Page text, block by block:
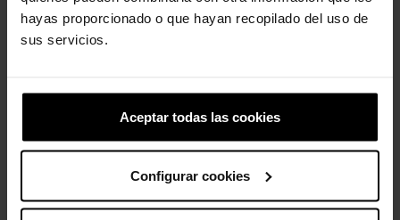
hayas proporcionado o que hayan recopilado del uso de
sus servicios.
Aceptar todas las cookies
Configurar cookies
-20% -20%